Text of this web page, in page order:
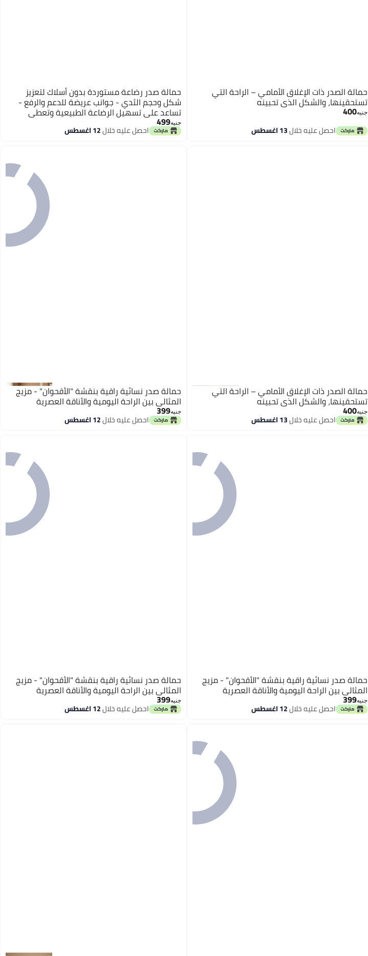
حمالة الصدر ذات الإغلاق الأمامي – الراحة التي
تستحقينها، والشكل الذي تحبينه
جنيه400
احصل عليه خلال13 اغسطس
حمالة صدر رضاعة مستوردة بدون أسلاك لتعزيز
شكل وحجم الثدي - جوانب عريضة للدعم والرفع -
تساعد على تسهيل الرضاعة الطبيعية وتعطي
مظهرًا جذابًا
جنيه499
احصل عليه خلال12 اغسطس
حمالة الصدر ذات الإغلاق الأمامي – الراحة التي
تستحقينها، والشكل الذي تحبينه
جنيه400
احصل عليه خلال13 اغسطس
حمالة صدر نسائية راقية بنقشة "الأقحوان" - مزيج
المثالي بين الراحة اليومية والأناقة العصرية
جنيه399
احصل عليه خلال12 اغسطس
حمالة صدر نسائية راقية بنقشة "الأقحوان" - مزيج
المثالي بين الراحة اليومية والأناقة العصرية
جنيه399
احصل عليه خلال12 اغسطس
حمالة صدر نسائية راقية بنقشة "الأقحوان" - مزيج
المثالي بين الراحة اليومية والأناقة العصرية
جنيه399
احصل عليه خلال12 اغسطس